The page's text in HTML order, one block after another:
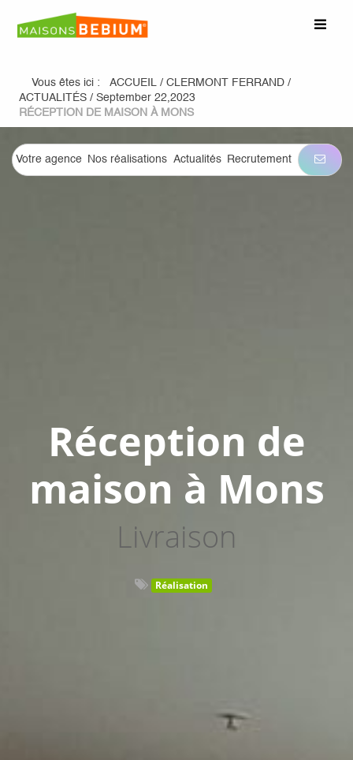
Vous êtes ici : ACCUEIL / CLERMONT FERRAND /
ACTUALITÉS / September 22,2023
RÉCEPTION DE MAISON À MONS
Votre agence Nos réalisations Actualités Recrutement
Réception de
maison à Mons
Livraison
Réalisation